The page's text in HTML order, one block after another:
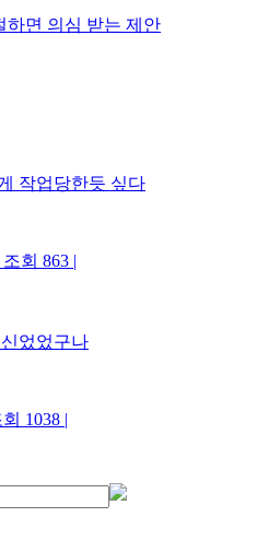
하면 의심 받는 제안
작업당한듯 싶다
조회 863 |
었었구나
1038 |